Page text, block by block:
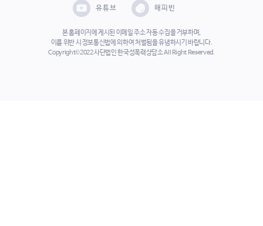
유튜브 해피빈
본 홈페이지에 게시된 이메일 주소 자동 수집을 거부하며,
이를 위반 시 정보통신법에 의하여 처벌됨을 유념하시기 바랍니다.
Copyright©2022 사단법인 한국성폭력상담소 All Right Reserved.